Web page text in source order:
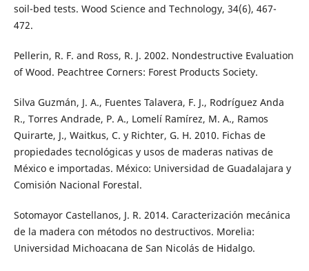
soil-bed tests. Wood Science and Technology, 34(6), 467-
472.
Pellerin, R. F. and Ross, R. J. 2002. Nondestructive Evaluation
of Wood. Peachtree Corners: Forest Products Society.
Silva Guzmán, J. A., Fuentes Talavera, F. J., Rodríguez Anda
R., Torres Andrade, P. A., Lomelí Ramírez, M. A., Ramos
Quirarte, J., Waitkus, C. y Richter, G. H. 2010. Fichas de
propiedades tecnológicas y usos de maderas nativas de
México e importadas. México: Universidad de Guadalajara y
Comisión Nacional Forestal.
Sotomayor Castellanos, J. R. 2014. Caracterización mecánica
de la madera con métodos no destructivos. Morelia:
Universidad Michoacana de San Nicolás de Hidalgo.